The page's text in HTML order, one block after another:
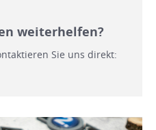
weiterhelfen?
Sie uns direkt: